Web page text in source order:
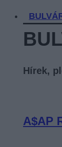
Hírek,
A$AP